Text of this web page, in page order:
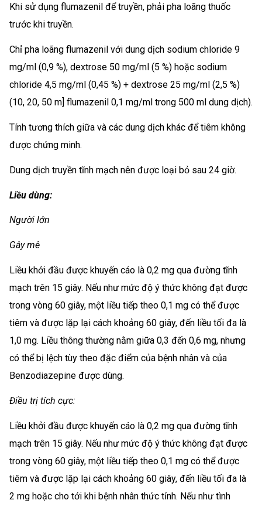
Khi sử dụng flumazenil để truyền, phải pha loãng thuốc
trước khi truyền.
Chỉ pha loãng flumazenil với dung dịch sodium chloride 9
mg/ml (0,9 %), dextrose 50 mg/ml (5 %) hoặc sodium
chloride 4,5 mg/ml (0,45 %) + dextrose 25 mg/ml (2,5 %)
(10, 20, 50 m] flumazenil 0,1 mg/ml trong 500 ml dung dịch).
Tính tương thích giữa và các dung dịch khác để tiêm không
được chứng minh.
Dung dịch truyền tĩnh mạch nên được loại bỏ sau 24 giờ.
Liều dùng:
Người lớn
Gây mê
Liều khởi đầu được khuyến cáo là 0,2 mg qua đường tĩnh
mạch trên 15 giây. Nếu như mức độ ý thức không đạt được
trong vòng 60 giây, một liều tiếp theo 0,1 mg có thể được
tiêm và được lặp lại cách khoảng 60 giây, đến liều tối đa là
1,0 mg. Liều thông thường nằm giữa 0,3 đến 0,6 mg, nhưng
có thể bị lệch tùy theo đặc điểm của bệnh nhân và của
Benzodiazepine được dùng.
Điều trị tích cực:
Liều khởi đầu được khuyến cáo là 0,2 mg qua đường tĩnh
mạch trên 15 giây. Nếu như mức độ ý thức không đạt được
trong vòng 60 giây, một liều tiếp theo 0,1 mg có thể được
tiêm và được lặp lại cách khoảng 60 giây, đến liều tối đa là
2 mg hoặc cho tới khi bệnh nhân thức tỉnh. Nếu như tình